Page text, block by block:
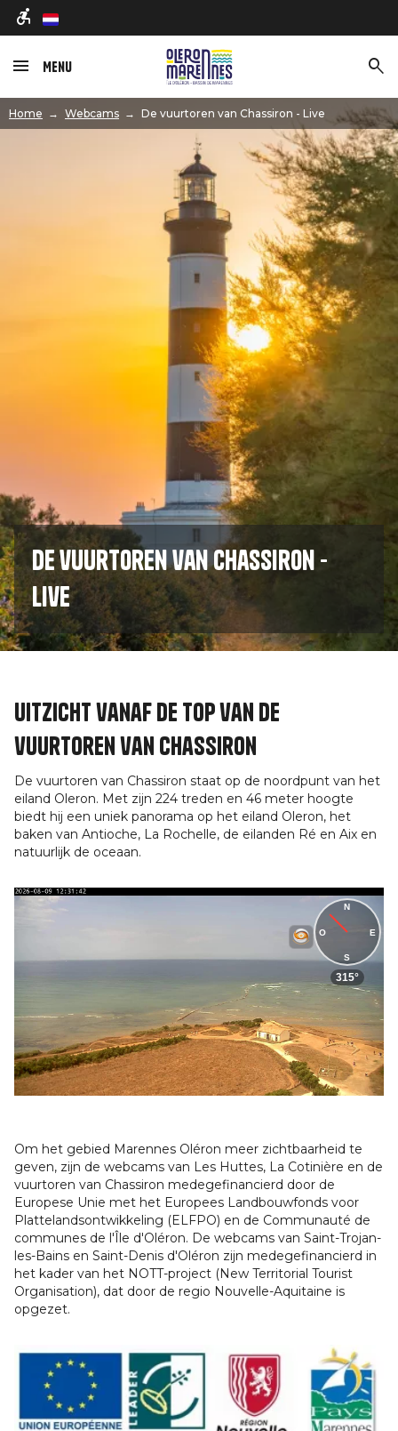
nl
Menu
Home Webcams De vuurtoren van Chassiron - Live
De vuurtoren van Chassiron -
Live
Uitzicht vanaf de top van de
vuurtoren van Chassiron
De vuurtoren van Chassiron staat op de noordpunt van het
eiland Oleron. Met zijn 224 treden en 46 meter hoogte
biedt hij een uniek panorama op het eiland Oleron, het
baken van Antioche, La Rochelle, de eilanden Ré en Aix en
natuurlijk de oceaan.
Om het gebied Marennes Oléron meer zichtbaarheid te
geven, zijn de webcams van Les Huttes, La Cotinière en de
vuurtoren van Chassiron medegefinancierd door de
Europese Unie met het Europees Landbouwfonds voor
Plattelandsontwikkeling (ELFPO) en de Communauté de
communes de l'Île d'Oléron. De webcams van Saint-Trojan-
les-Bains en Saint-Denis d'Oléron zijn medegefinancierd in
het kader van het NOTT-project (New Territorial Tourist
Organisation), dat door de regio Nouvelle-Aquitaine is
opgezet.
Afbeelding